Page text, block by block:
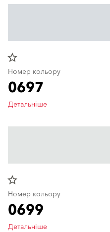
star_border
Номер кольору
0697
Детальніше
star_border
Номер кольору
0699
Детальніше